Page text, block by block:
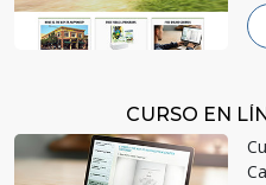
CURSO EN